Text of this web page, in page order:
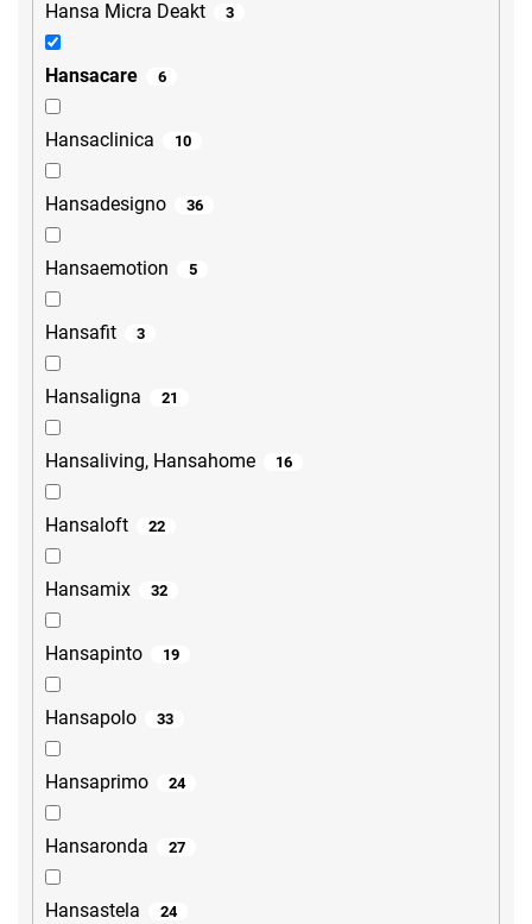
Hansa Micra Deakt 3
Hansacare 6
Hansaclinica 10
Hansadesigno 36
Hansaemotion 5
Hansafit 3
Hansaligna 21
Hansaliving, Hansahome 16
Hansaloft 22
Hansamix 32
Hansapinto 19
Hansapolo 33
Hansaprimo 24
Hansaronda 27
Hansastela 24